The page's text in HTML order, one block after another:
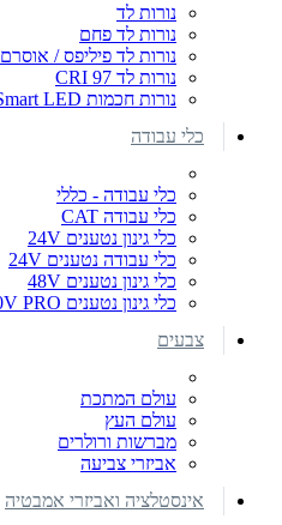
נורות לד
נורות לד פחם
נורות לד פיליפס / אוסרם
נורות לד CRI 97
נורות חכמות Philips Smart LED
כלי עבודה
כלי עבודה - כללי
כלי עבודה CAT
כלי גינון נטענים 24V
כלי עבודה נטענים 24V
כלי גינון נטענים 48V
כלי גינון נטענים 80V PRO
צבעים
עולם המתכת
עולם העץ
מברשות ורולרים
אביזרי צביעה
אינסטלציה ואביזרי אמבטיה